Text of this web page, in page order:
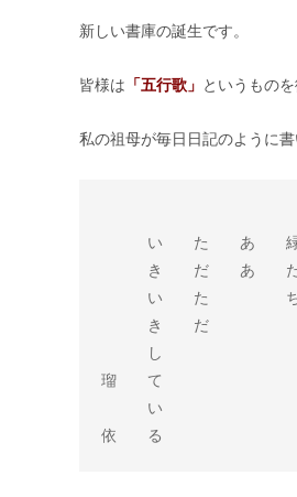
新しい書庫の誕生です。
皆様は 「五行歌」 というもの
私の祖母が毎日日記のように書
い　　た　　あ　　緑
き　　だ　　あ　　た
い　　た　　　　　ち
き　　だ　　　　　　
し　　　　　　　　　
瑠　　て
い